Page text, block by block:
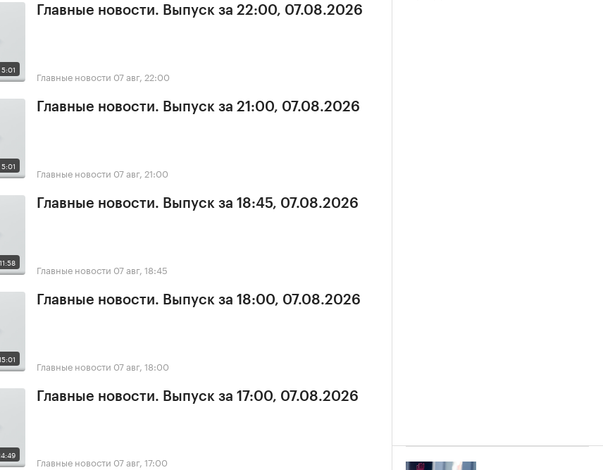
5:01
Главные новости. Выпуск за 22:00, 07.08.2026
Главные новости 07 авг, 22:00
5:01
Главные новости. Выпуск за 21:00, 07.08.2026
Главные новости 07 авг, 21:00
11:58
Главные новости. Выпуск за 18:45, 07.08.2026
Главные новости 07 авг, 18:45
Главные новости. Выпуск за 18:00, 07.08.2026
Главные новости 07 авг, 18:00
Главные новости. Выпуск за 17:00, 07.08.2026
Главные новости 07 авг, 17:00